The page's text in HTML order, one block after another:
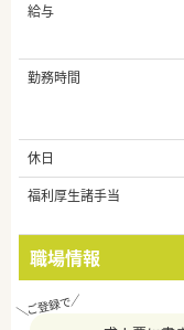
給与
勤務時間
休日
福利厚生諸手当
職場情報